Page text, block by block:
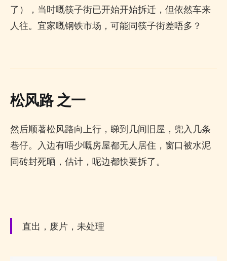
了），当时嘅筷子街已开始开始拆迁，但依然车来
人往。宜家嘅钢铁市场，可能同筷子街差唔多？
松风路 之一
然后顺著松风路向上行，睇到几间旧屋，兜入几条
巷仔。入边有唔少嘅房屋都无人居住，窗口被水泥
同砖封死晒，估计，呢边都快要拆了。
直出，废片，未处理